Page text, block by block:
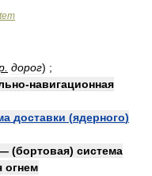
дорог) ;
-навигационная
доставки (ядерного)
(бортовая) система
огнем